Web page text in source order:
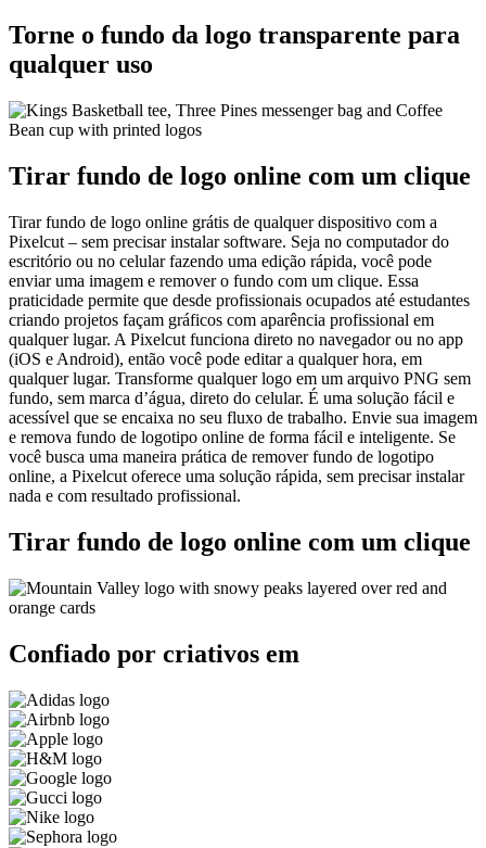
Torne o fundo da logo transparente para
qualquer uso
Tirar fundo de logo online com um clique
Tirar fundo de logo online grátis de qualquer dispositivo com a
Pixelcut – sem precisar instalar software. Seja no computador do
escritório ou no celular fazendo uma edição rápida, você pode
enviar uma imagem e remover o fundo com um clique. Essa
praticidade permite que desde profissionais ocupados até estudantes
criando projetos façam gráficos com aparência profissional em
qualquer lugar. A Pixelcut funciona direto no navegador ou no app
(iOS e Android), então você pode editar a qualquer hora, em
qualquer lugar. Transforme qualquer logo em um arquivo PNG sem
fundo, sem marca d’água, direto do celular. É uma solução fácil e
acessível que se encaixa no seu fluxo de trabalho. Envie sua imagem
e remova fundo de logotipo online de forma fácil e inteligente. Se
você busca uma maneira prática de remover fundo de logotipo
online, a Pixelcut oferece uma solução rápida, sem precisar instalar
nada e com resultado profissional.
Tirar fundo de logo online com um clique
Confiado por criativos em